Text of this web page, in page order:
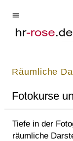
Räumliche
Fotokurse
Tiefe in der
räumliche